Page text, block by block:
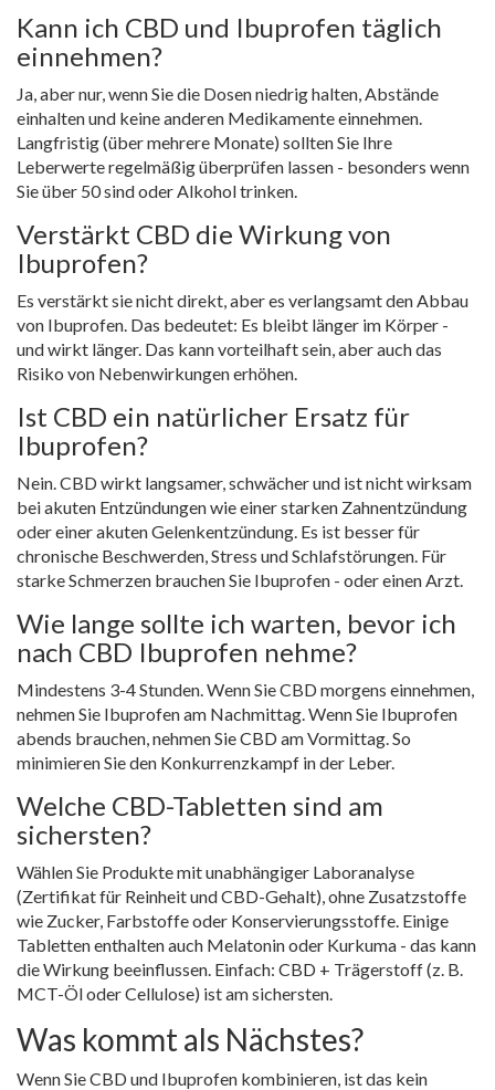
Kann ich CBD und Ibuprofen täglich
einnehmen?
Ja, aber nur, wenn Sie die Dosen niedrig halten, Abstände
einhalten und keine anderen Medikamente einnehmen.
Langfristig (über mehrere Monate) sollten Sie Ihre
Leberwerte regelmäßig überprüfen lassen - besonders wenn
Sie über 50 sind oder Alkohol trinken.
Verstärkt CBD die Wirkung von
Ibuprofen?
Es verstärkt sie nicht direkt, aber es verlangsamt den Abbau
von Ibuprofen. Das bedeutet: Es bleibt länger im Körper -
und wirkt länger. Das kann vorteilhaft sein, aber auch das
Risiko von Nebenwirkungen erhöhen.
Ist CBD ein natürlicher Ersatz für
Ibuprofen?
Nein. CBD wirkt langsamer, schwächer und ist nicht wirksam
bei akuten Entzündungen wie einer starken Zahnentzündung
oder einer akuten Gelenkentzündung. Es ist besser für
chronische Beschwerden, Stress und Schlafstörungen. Für
starke Schmerzen brauchen Sie Ibuprofen - oder einen Arzt.
Wie lange sollte ich warten, bevor ich
nach CBD Ibuprofen nehme?
Mindestens 3-4 Stunden. Wenn Sie CBD morgens einnehmen,
nehmen Sie Ibuprofen am Nachmittag. Wenn Sie Ibuprofen
abends brauchen, nehmen Sie CBD am Vormittag. So
minimieren Sie den Konkurrenzkampf in der Leber.
Welche CBD-Tabletten sind am
sichersten?
Wählen Sie Produkte mit unabhängiger Laboranalyse
(Zertifikat für Reinheit und CBD-Gehalt), ohne Zusatzstoffe
wie Zucker, Farbstoffe oder Konservierungsstoffe. Einige
Tabletten enthalten auch Melatonin oder Kurkuma - das kann
die Wirkung beeinflussen. Einfach: CBD + Trägerstoff (z. B.
MCT-Öl oder Cellulose) ist am sichersten.
Was kommt als Nächstes?
Wenn Sie CBD und Ibuprofen kombinieren, ist das kein